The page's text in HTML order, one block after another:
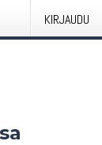
KIRJAUDU